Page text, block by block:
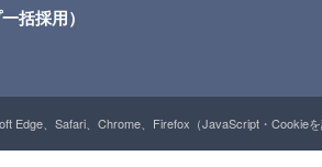
括採用）
Edge、Safari、Chrome、Firefox（JavaScript・Cookie